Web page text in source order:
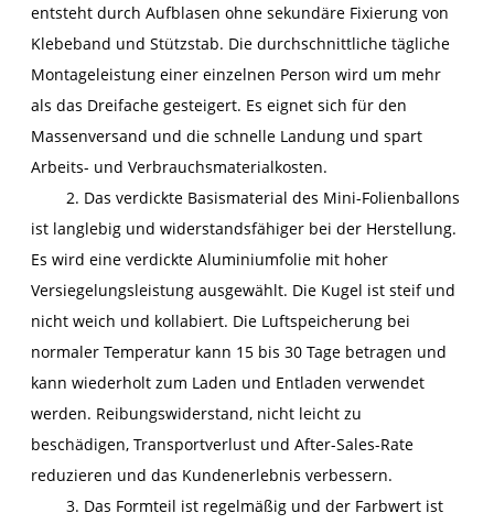
entsteht durch Aufblasen ohne sekundäre Fixierung von
Klebeband und Stützstab. Die durchschnittliche tägliche
Montageleistung einer einzelnen Person wird um mehr
als das Dreifache gesteigert. Es eignet sich für den
Massenversand und die schnelle Landung und spart
Arbeits- und Verbrauchsmaterialkosten.
2. Das verdickte Basismaterial des Mini-Folienballons
ist langlebig und widerstandsfähiger bei der Herstellung.
Es wird eine verdickte Aluminiumfolie mit hoher
Versiegelungsleistung ausgewählt. Die Kugel ist steif und
nicht weich und kollabiert. Die Luftspeicherung bei
normaler Temperatur kann 15 bis 30 Tage betragen und
kann wiederholt zum Laden und Entladen verwendet
werden. Reibungswiderstand, nicht leicht zu
beschädigen, Transportverlust und After-Sales-Rate
reduzieren und das Kundenerlebnis verbessern.
3. Das Formteil ist regelmäßig und der Farbwert ist